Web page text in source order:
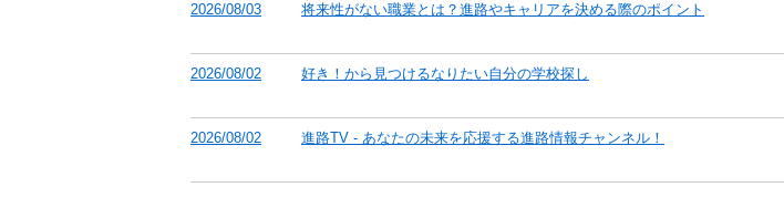
2026/08/03 将来性がない職業とは？進路やキャリアを決める際のポイント
2026/08/02 好き！から見つけるなりたい自分の学校探し
2026/08/02 進路TV - あなたの未来を応援する進路情報チャンネル！